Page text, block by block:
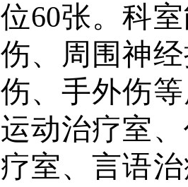
位60张。科
伤、周围神
伤、手外伤
运动治疗室
疗室、言语